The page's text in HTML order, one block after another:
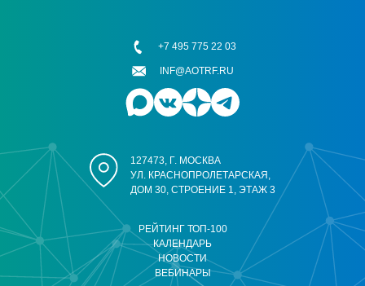
РЕЙТИНГ ТОП-100
КАЛЕНДАРЬ
НОВОСТИ
ВЕБИНАРЫ
127473, Г. МОСКВА
УЛ. КРАСНОПРОЛЕТАРСКАЯ,
ДОМ 30, СТРОЕНИЕ 1, ЭТАЖ 3
+7 495 775 22 03
INF@AOTRF.RU